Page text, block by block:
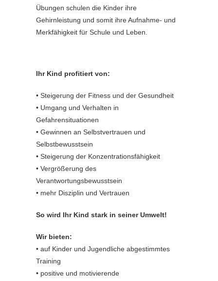
Übungen schulen die Kinder ihre
Gehirnleistung und somit ihre Aufnahme- und
Merkfähigkeit für Schule und Leben.
Ihr Kind profitiert von:
• Steigerung der Fitness und der Gesundheit
• Umgang und Verhalten in
Gefahrensituationen
• Gewinnen an Selbstvertrauen und
Selbstbewusstsein
• Steigerung der Konzentrationsfähigkeit
• Vergrößerung des
Verantwortungsbewusstsein
• mehr Disziplin und Vertrauen
So wird Ihr Kind stark in seiner Umwelt!
Wir bieten:
• auf Kinder und Jugendliche abgestimmtes
Training
• positive und motivierende